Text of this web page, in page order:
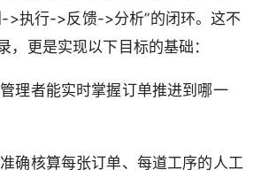
->执行->反馈->分析”的闭环。这不
，更是实现以下目标的基础：
理者能实时掌握订单推进到哪一
确核算每张订单、每道工序的人工